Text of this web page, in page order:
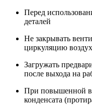
Перед
деталей
Не закрывать
циркуляцию
Загружать
после выхода на
При повышенной
конденсата